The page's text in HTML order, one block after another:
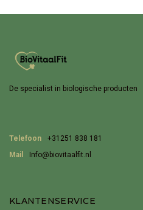
De specialist in biologische producten
Telefoon
+31251 838 181
Mail
Info@biovitaalfit.nl
KLANTENSERVICE